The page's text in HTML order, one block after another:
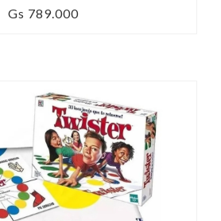
Gs 789.000